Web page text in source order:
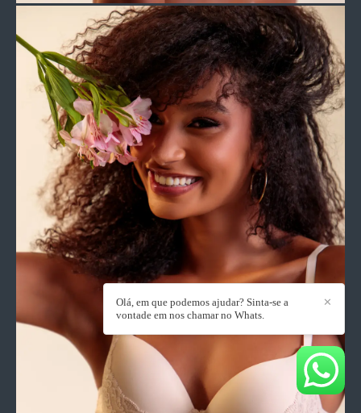
✕
Olá, em que podemos ajudar? Sinta-se a
vontade em nos chamar no Whats.